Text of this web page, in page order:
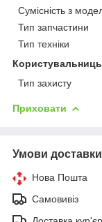
Сумісність з
Тип запчастини
Тип техніки
Тип захисту
Приховати
Умови доставки
Нова Пошта
Самовивіз